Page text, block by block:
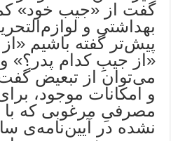
گفت از «جیب خود»
بهداشتی و
پیش‌تر گفته باشیم
«از جیبِ کدام پدر؟»
می‌توان از تبعیض
و امکانات موجود،
مصرفیِ مرغوبی که
نشده در آیین‌نامه‌ی